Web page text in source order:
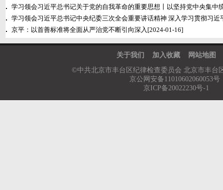
学习领会习近平总书记关于党的自我革命的重要思想丨以坚持党中央集中
学习领会习近平总书记中央纪委三次全会重要讲话精神 深入学习贯彻习
京平：以首善标准将全面从严治党不断引向深入 [2024-01-16]